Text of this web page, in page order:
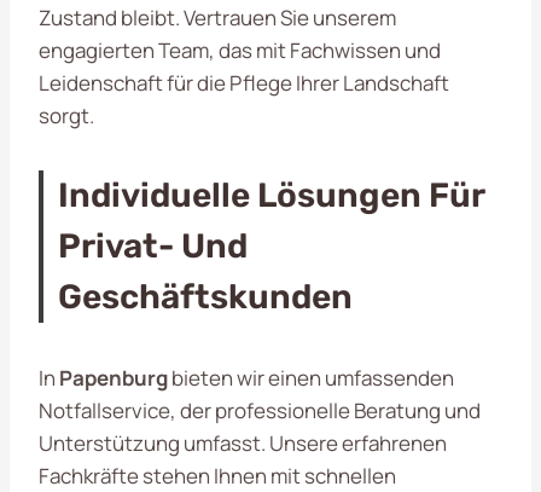
Zustand bleibt. Vertrauen Sie unserem
engagierten Team, das mit Fachwissen und
Leidenschaft für die Pflege Ihrer Landschaft
sorgt.
Individuelle Lösungen Für
Privat- Und
Geschäftskunden
In Papenburgbieten wir einen umfassenden
Notfallservice, der professionelle Beratung und
Unterstützung umfasst. Unsere erfahrenen
Fachkräfte stehen Ihnen mit schnellen